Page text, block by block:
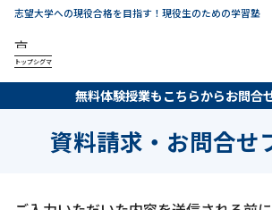
志望大学への現役合格を目指す！現役生のための学習塾
トップシグマ
資料請求・お問合せ
無料体験授業もこちらからお問合